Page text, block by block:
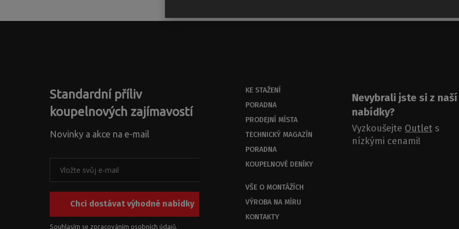
Standardní příliv
koupelnových zajímavostí
Novinky a akce na e-mail
Chci dostávat výhodné nabídky
Souhlasím se zpracováním osobních údajů
KE STAŽENÍ
PORADNA
PRODEJNÍ MÍSTA
TECHNICKÝ MAGAZÍN
PORADNA
KOUPELNOVÉ DENÍKY
VŠE O MONTÁŽÍCH
VÝROBA NA MÍRU
KONTAKTY
Nevybrali jste si z naší
nabídky?
Vyzkoušejte Outlet s
nízkými cenami!